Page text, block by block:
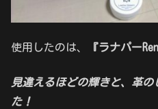
使用したのは、 『ラナパー
見違えるほどの輝きと、革
た！